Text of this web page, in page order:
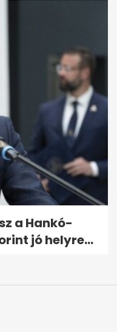
a Hankó-
jó helyre...